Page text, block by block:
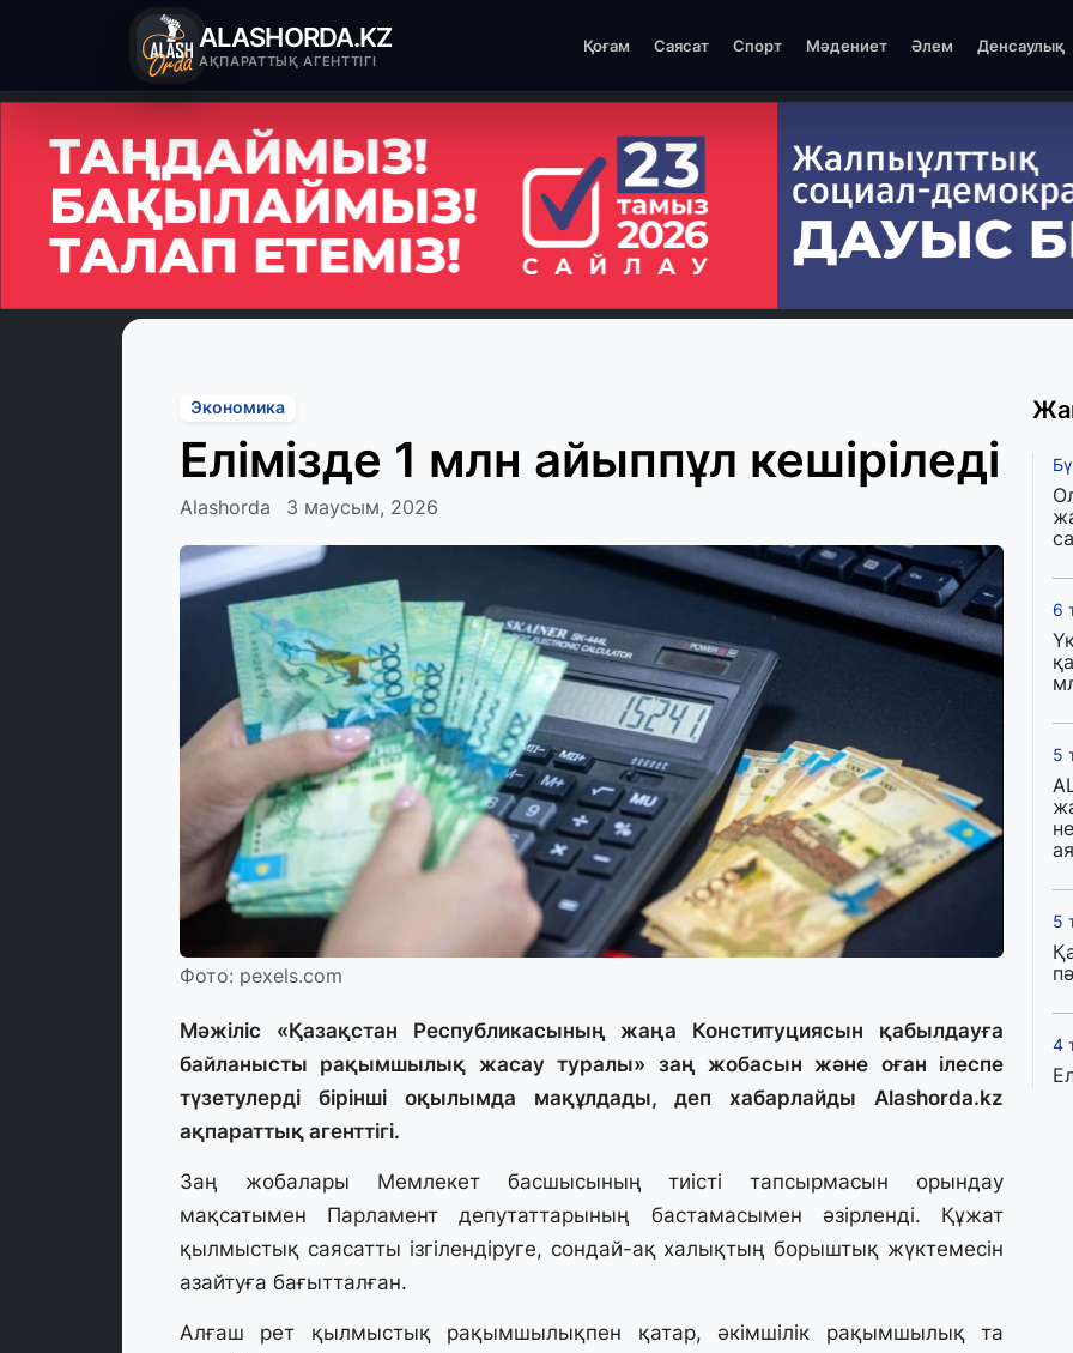
ALASHORDA.KZ
АҚПАРАТТЫҚ АГЕНТТІГІ
Қоғам Саясат Спорт Мәдениет Әлем Денсаулық
Экономика
Елімізде 1 млн айыппұл кешіріледі
Alashorda 3 маусым, 2026
Фото: pexels.com
Мәжіліс «Қазақстан Республикасының жаңа Конституциясын қабылдауға
байланысты рақымшылық жасау туралы» заң жобасын және оған ілеспе
түзетулерді бірінші оқылымда мақұлдады, деп хабарлайды Alashorda.kz
ақпараттық агенттігі.
Заң жобалары Мемлекет басшысының тиісті тапсырмасын орындау
мақсатымен Парламент депутаттарының бастамасымен әзірленді. Құжат
қылмыстық саясатты ізгілендіруге, сондай-ақ халықтың борыштық жүктемесін
азайтуға бағытталған.
Алғаш рет қылмыстық рақымшылықпен қатар, әкімшілік рақымшылық та
6
5
5
4